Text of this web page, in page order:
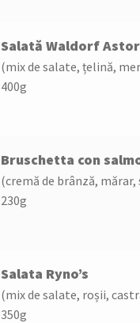
Salată Waldorf
(mix de salate, țelină,
400g
Bruschetta con
(cremă de brânză,
230g
Salata Ryno’s
(mix de salate, roșii,
350g